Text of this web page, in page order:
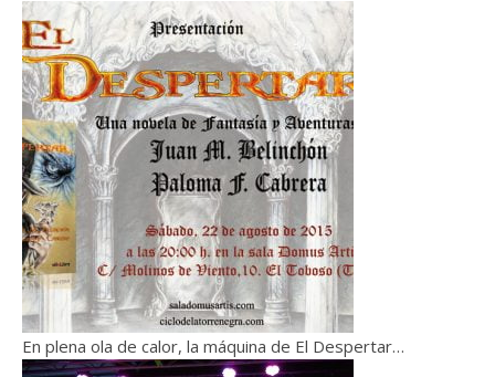
En plena ola de calor, la máquina de El Despertar…